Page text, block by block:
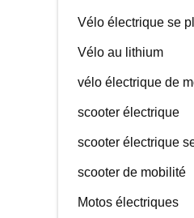
Vélo électrique se
Vélo au lithium
vélo électrique de
scooter électrique
scooter électrique
scooter de mobilité
Motos électriques